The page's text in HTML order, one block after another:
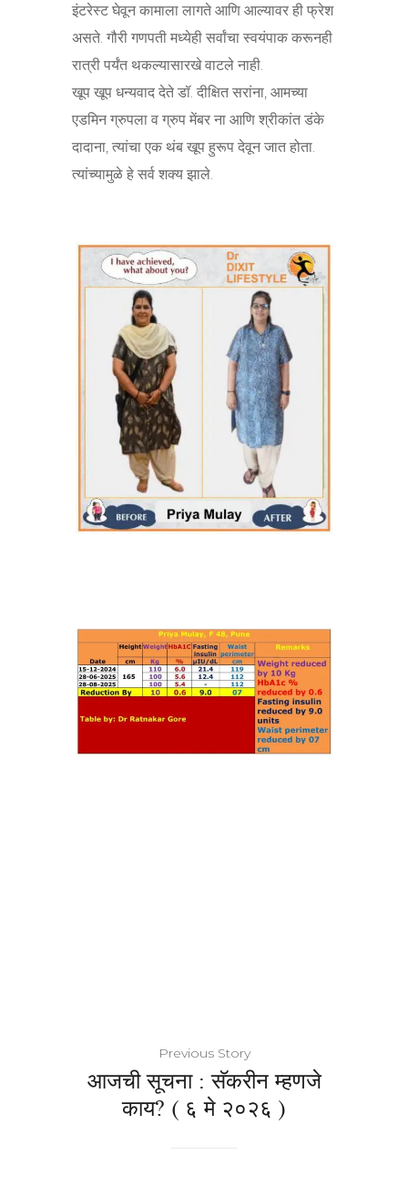
इंटरेस्ट घेवून कामाला लागते आणि आल्यावर ही फ्रेश
असते. गौरी गणपती मध्येही सर्वांचा स्वयंपाक करूनही
रात्री पर्यंत थकल्यासारखे वाटले नाही.
खूप खूप धन्यवाद देते डॉ. दीक्षित सरांना, आमच्या
एडमिन ग्रुपला व ग्रुप मेंबर ना आणि श्रीकांत डंके
दादाना, त्यांचा एक थंब खूप हुरूप देवून जात होता.
त्यांच्यामुळे हे सर्व शक्य झाले.
Previous Story
आजची सूचना : सॅकरीन म्हणजे
काय? ( ६ मे २०२६ )